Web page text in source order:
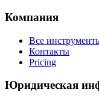
Компания
Все
Контакты
Pricing
Юридическая